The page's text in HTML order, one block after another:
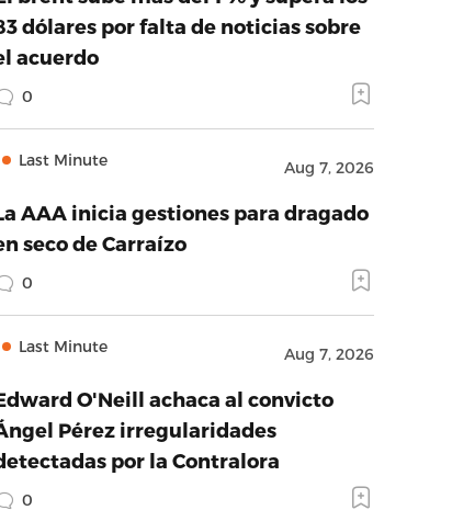
dólares por falta de noticias sobre
acuerdo
0
Last Minute Aug 7, 2026
AAA inicia gestiones para dragado
seco de Carraízo
0
Last Minute Aug 7, 2026
O'Neill achaca al convicto
Pérez irregularidades
por la Contralora
0